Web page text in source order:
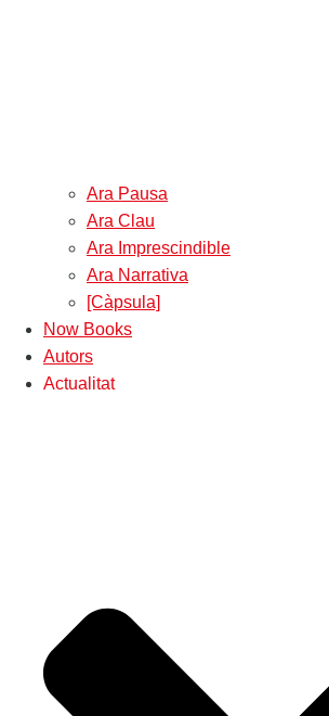
Ara Pausa
Ara Clau
Ara Imprescindible
Ara Narrativa
[Càpsula]
Now Books
Autors
Actualitat